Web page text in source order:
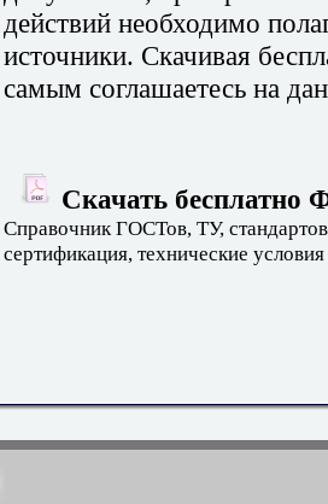
действий необходимо
источники. Скачивая
самым соглашаетесь на
Скачать бесплатно
Справочник ГОСТов, ТУ,
сертификация, технические условия